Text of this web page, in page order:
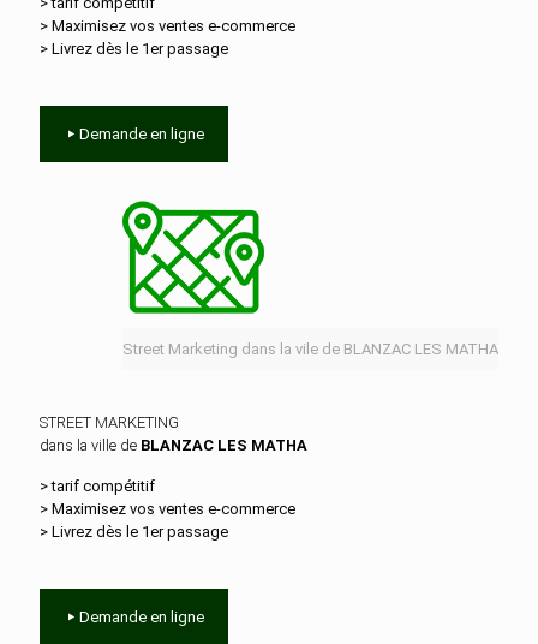
> Maximisez vos ventes e‑commerce
> Livrez dès le 1er passage
Demande en ligne
Street Marketing dans la vile de BLANZAC LES MATHA
STREET MARKETING
dans la ville de BLANZAC LES MATHA
> tarif compétitif
> Maximisez vos ventes e‑commerce
> Livrez dès le 1er passage
Demande en ligne